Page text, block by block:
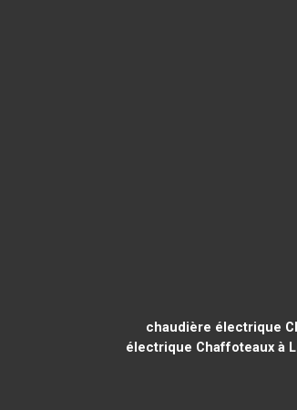
chaudière électrique
électrique Chaffoteaux à